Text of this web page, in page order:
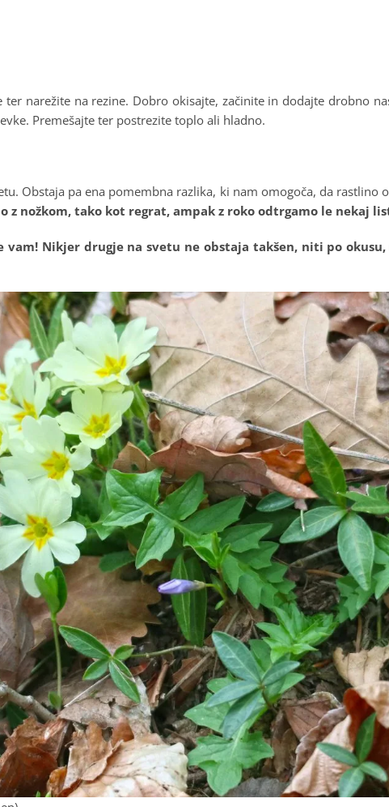
narežite na rezine. Dobro okisajte, začinite in dodajte drobno
Premešajte ter postrezite toplo ali hladno.
Obstaja pa ena pomembna razlika, ki nam omogoča, da rastlino
z nožkom, tako kot regrat, ampak z roko odtrgamo le nekaj
vam! Nikjer drugje na svetu ne obstaja takšen, niti po